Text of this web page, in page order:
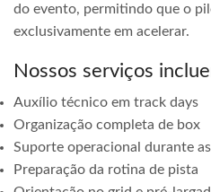
do evento, permitindo que o
exclusivamente em acelerar.
Nossos serviços
Auxílio técnico em track days
Organização completa de box
Suporte operacional durante as
Preparação da rotina de pista